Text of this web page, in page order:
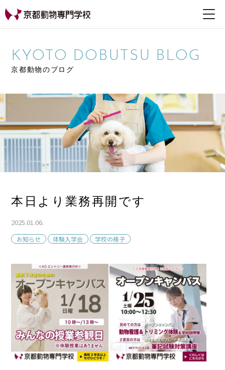
門学校
KYOTO DOBUTSU BLOG
京都動物のブログ
本日より業務再開です
2025.01.06.
お知らせ 体験入学会 学校の様子